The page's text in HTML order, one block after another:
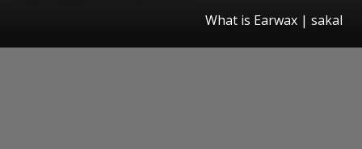
What is Earwax | sakal